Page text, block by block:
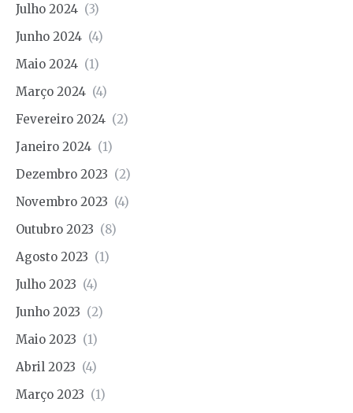
Julho 2024 (3)
Junho 2024 (4)
Maio 2024 (1)
Março 2024 (4)
Fevereiro 2024 (2)
Janeiro 2024 (1)
Dezembro 2023 (2)
Novembro 2023 (4)
Outubro 2023 (8)
Agosto 2023 (1)
Julho 2023 (4)
Junho 2023 (2)
Maio 2023 (1)
Abril 2023 (4)
Março 2023 (1)